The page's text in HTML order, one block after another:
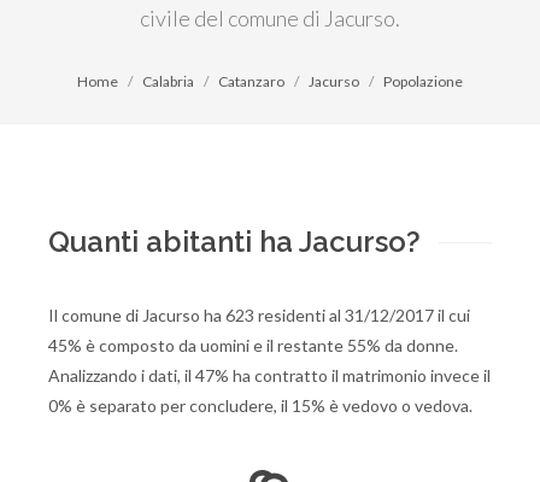
civile del comune di Jacurso.
Home Calabria Catanzaro Jacurso Popolazione
Quanti abitanti ha Jacurso?
Il comune di Jacurso ha 623 residenti al 31/12/2017 il cui
45% è composto da uomini e il restante 55% da donne.
Analizzando i dati, il 47% ha contratto il matrimonio invece il
0% è separato per concludere, il 15% è vedovo o vedova.